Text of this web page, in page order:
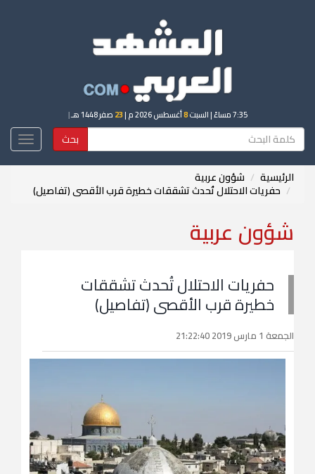
7:35 مساءً | السبت8أغسطس 2026 م | 23 صفر 1448 هـ |
بحث
الرئيسية شؤون عربية
حفريات الاحتلال تُحدث تشققات خطيرة قرب الأقصى (تفاصيل)
شؤون عربية
حفريات الاحتلال تُحدث تشققات
خطيرة قرب الأقصى (تفاصيل)
الجمعة 1 مارس 2019 21:22:40